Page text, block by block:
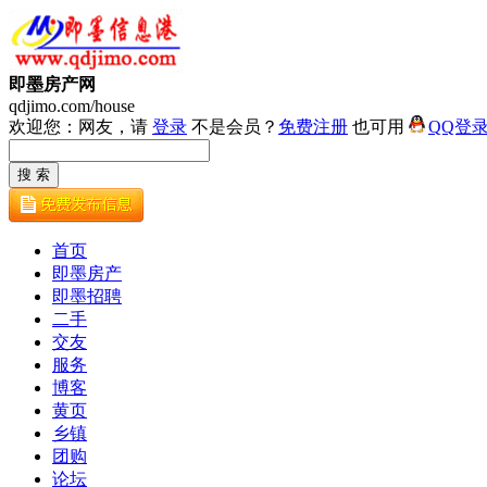
即墨房产网
qdjimo.com/house
欢迎您：网友，请 登录 不是会员？ 免费注册 也可用 QQ登
首页
即墨房产
即墨招聘
二手
交友
服务
博客
黄页
乡镇
团购
论坛